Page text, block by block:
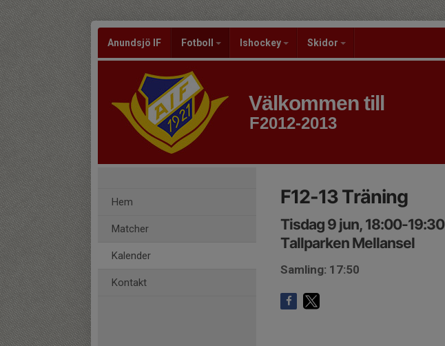
Anundsjö IF Fotboll Ishockey Skidor
Välkommen till
F2012-2013
Hem
Matcher
Kalender
Kontakt
F12-13 Träning
Tisdag 9 jun, 18:00-19:30
Tallparken Mellansel
Samling: 17:50